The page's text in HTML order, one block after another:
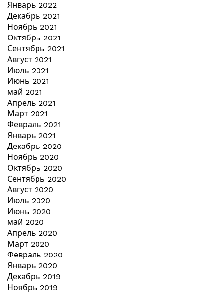
Январь 2022
Декабрь 2021
Ноябрь 2021
Октябрь 2021
Сентябрь 2021
Август 2021
Июль 2021
Июнь 2021
май 2021
Апрель 2021
Март 2021
Февраль 2021
Январь 2021
Декабрь 2020
Ноябрь 2020
Октябрь 2020
Сентябрь 2020
Август 2020
Июль 2020
Июнь 2020
май 2020
Апрель 2020
Март 2020
Февраль 2020
Январь 2020
Декабрь 2019
Ноябрь 2019